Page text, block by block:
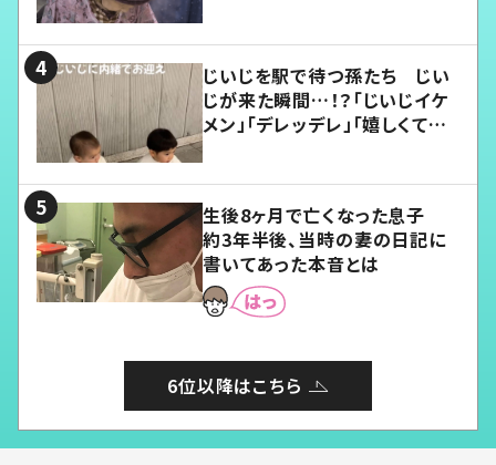
じいじを駅で待つ孫たち じい
じが来た瞬間…！？「じいじイケ
メン」「デレッデレ」「嬉しくて可
生後8ヶ月で亡くなった息子
約3年半後、当時の妻の日記に
書いてあった本音とは
6位以降はこちら